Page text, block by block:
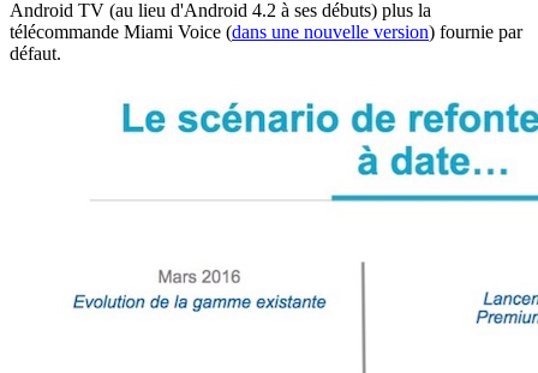
Android TV (au lieu d'Android 4.2 à ses débuts) plus la
télécommande Miami Voice (dans une nouvelle version) fournie par
défaut.